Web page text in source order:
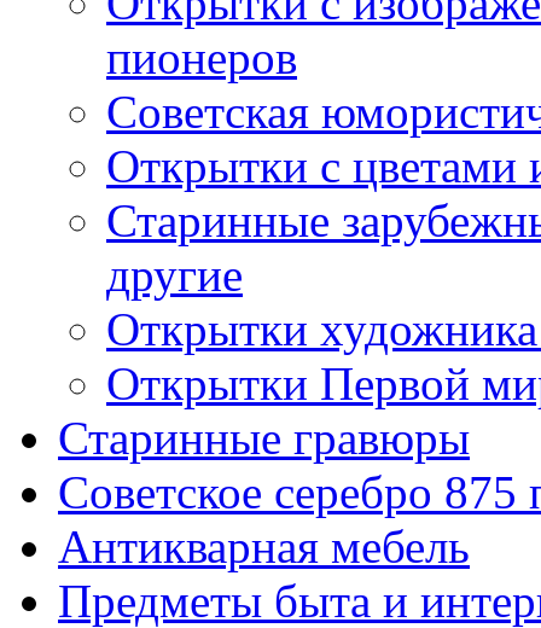
пионеров
Советская
Открытки с цветами
Старинные
другие
Открытки
Открытки Первой
Старинные гравюры
Советское серебро
Антикварная мебель
Предметы быта и